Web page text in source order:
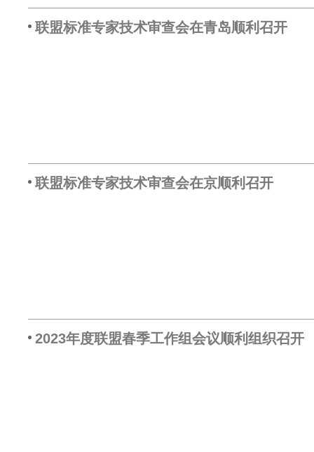
联盟标准专家技术审查会在青岛顺利召开
联盟标准专家技术审查会在京顺利召开
2023年度联盟春季工作组会议顺利组织召开